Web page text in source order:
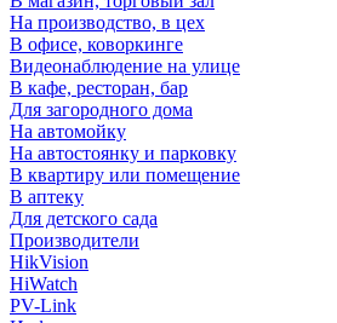
На производство, в цех
В офисе, коворкинге
Видеонаблюдение на улице
В кафе, ресторан, бар
Для загородного дома
На автомойку
На автостоянку и парковку
В квартиру или помещение
В аптеку
Для детского сада
Производители
HikVision
HiWatch
PV-Link